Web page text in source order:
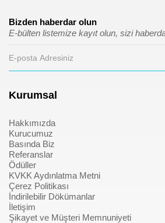
Bizden haberdar olun
E-bülten listemize kayıt olun, sizi
Kurumsal
Hakkımızda
Kurucumuz
Basında Biz
Referanslar
Ödüller
KVKK Aydınlatma Metni
Çerez Politikası
İndirilebilir Dökümanlar
İletişim
Şikayet ve Müşteri Memnuniyeti